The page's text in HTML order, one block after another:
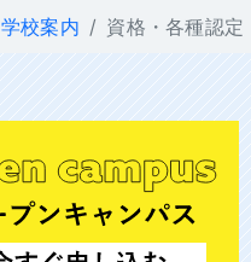
学校案内 資格・各種認定